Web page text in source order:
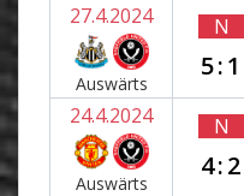
27.4.2024
Auswärts
N
5:1
24.4.2024
Auswärts
N
4:2